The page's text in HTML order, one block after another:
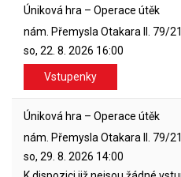
Úniková hra – Operace útěk
nám. Přemysla Otakara II. 79/
so, 22. 8. 2026 16:00
Vstupenky
Úniková hra – Operace útěk
nám. Přemysla Otakara II. 79/
so, 29. 8. 2026 14:00